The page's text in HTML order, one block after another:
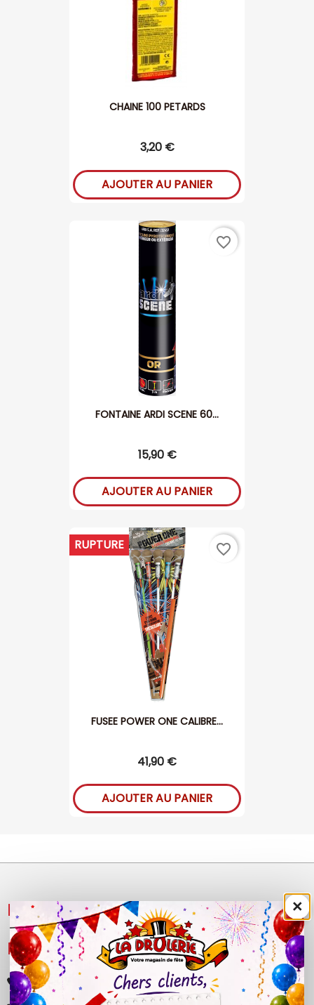
CHAINE 100 PETARDS
3,20 €
AJOUTER AU PANIER
FONTAINE ARDI SCENE 60...
15,90 €
AJOUTER AU PANIER
favorite_border
FUSEE POWER ONE CALIBRE...
41,90 €
RUPTURE
AJOUTER AU PANIER
favorite_border
NOS PRODUITS 
LÉGAL 
+33 (0)4 50 40 81 00
×